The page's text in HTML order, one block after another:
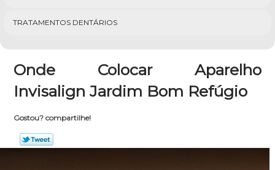
TRATAMENTOS DENTÁRIOS
Onde Colocar Aparelho
Invisalign Jardim Bom Refúgio
Gostou? compartilhe!